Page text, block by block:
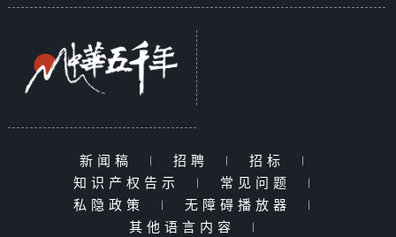
新闻稿 | 招聘 | 招标
|
知识产权告示
| 常见问题
|
私隐政策
| 无障碍播放器
|
其他语言内容
|